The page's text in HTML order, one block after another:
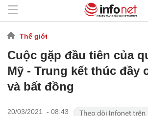
Thế giới
Cuộc gặp đầu tiên của
Mỹ - Trung kết thúc đầy
và bất đồng
20/03/2021 - 08:43